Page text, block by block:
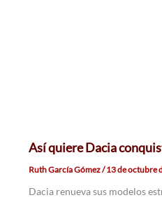
Así quiere Dacia
Ruth García Gómez/13 de octubre
Dacia renueva sus modelos